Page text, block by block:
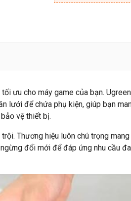
ưu cho máy game của bạn.
lưới để chứa phụ kiện, giúp bạn
vệ thiết bị.
Thương hiệu luôn chú trọng
đổi mới để đáp ứng nhu cầu